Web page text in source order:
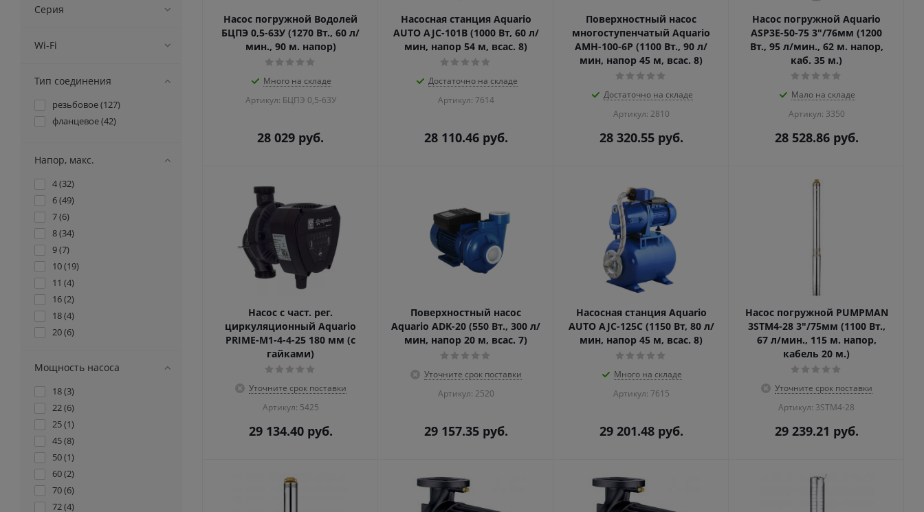
Насос погружной Водолей
БЦПЭ 0,5-63У (1270 Вт., 60 л/
мин., 90 м. напор)
Много на складе
Артикул: БЦПЭ 0,5-63У
28 029 руб.
Насосная станция Aquario
AUTO AJC-101B (1000 Вт, 60 л/
мин, напор 54 м, всас. 8)
Достаточно на складе
Артикул: 7614
28 110.46руб.
Поверхностный насос
многоступенчатый Aquario
AMH-100-6P (1100 Вт., 90 л/
мин, напор 45 м, всас. 8)
Достаточно на складе
Артикул: 2810
28 320.55руб.
Насос погружной Aquario
ASP3E-50-75 3"/76мм (1200
Вт., 95 л/мин., 62 м. напор,
каб. 35 м.)
Мало на складе
Артикул: 3350
28 528.86руб.
Насос с част. рег.
циркуляционный Aquario
PRIME-M1-4-4-25 180 мм (с
гайками)
Уточните срок поставки
Артикул: 5425
29 134.40руб.
Поверхностный насос
Aquario ADK-20 (550 Вт., 300 л/
мин, напор 20 м, всас. 7)
Уточните срок поставки
Артикул: 2520
29 157.35руб.
Насосная станция Aquario
AUTO AJC-125C (1150 Вт, 80 л/
мин, напор 45 м, всас. 8)
Много на складе
Артикул: 7615
29 201.48руб.
Насос погружной PUMPMAN
3STM4-28 3"/75мм (1100 Вт.,
67 л/мин., 115 м. напор,
кабель 20 м.)
Уточните срок поставки
Артикул: 3STM4-28
29 239.21 руб.
Водолей (
Серия
Wi-Fi
Тип соединения
резьбовое (127)
фланцевое (42)
Напор, макс.
4 (32)
6 (49)
7 (6)
8 (34)
9 (7)
10 (19)
11 (4)
16 (2)
18 (4)
20 (6)
30 (4)
36 (4)
38 (7)
40 ( 9)
42 (14
45 ( 19
47 (2)
48 (4)
Мощность насоса
18 (3)
22 (6)
25 (1)
45 (8)
50 (1)
60 (2)
70 (6)
72 (4)